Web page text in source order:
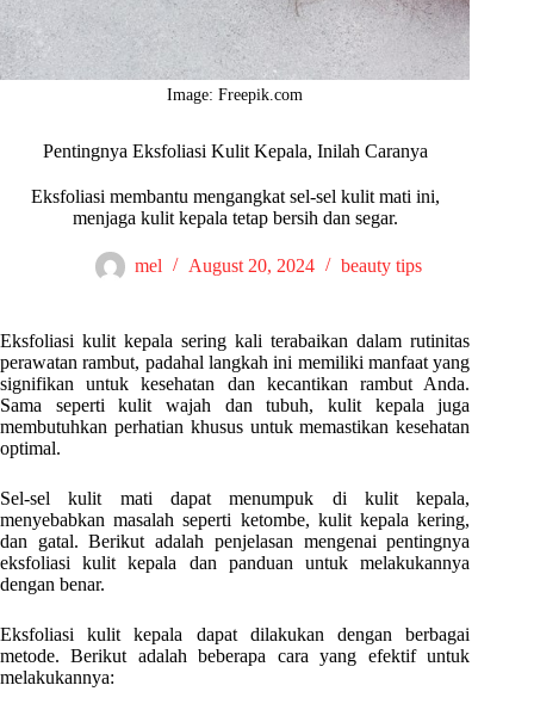
Image: Freepik.com
Pentingnya Eksfoliasi Kulit Kepala, Inilah Caranya
Eksfoliasi membantu mengangkat sel-sel kulit mati ini,
menjaga kulit kepala tetap bersih dan segar.
mel August 20, 2024 beauty tips
Eksfoliasi kulit kepala sering kali terabaikan dalam rutinitas
perawatan rambut, padahal langkah ini memiliki manfaat yang
signifikan untuk kesehatan dan kecantikan rambut Anda.
Sama seperti kulit wajah dan tubuh, kulit kepala juga
membutuhkan perhatian khusus untuk memastikan kesehatan
optimal.
Sel-sel kulit mati dapat menumpuk di kulit kepala,
menyebabkan masalah seperti ketombe, kulit kepala kering,
dan gatal. Berikut adalah penjelasan mengenai pentingnya
eksfoliasi kulit kepala dan panduan untuk melakukannya
dengan benar.
Eksfoliasi kulit kepala dapat dilakukan dengan berbagai
metode. Berikut adalah beberapa cara yang efektif untuk
melakukannya: